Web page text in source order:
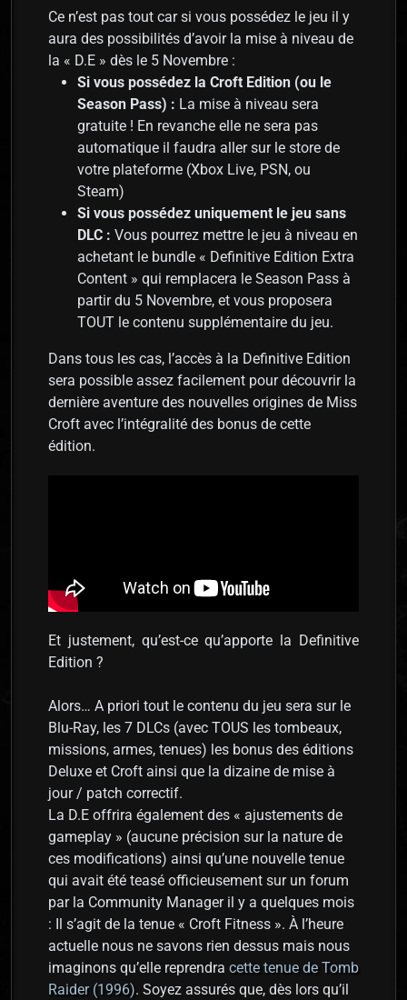
Ce n’est pas tout car si vous possédez le jeu il y
aura des possibilités d’avoir la mise à niveau de
la « D.E » dès le 5 Novembre :
Si vous possédez la Croft Edition (ou le
Season Pass) : La mise à niveau sera
gratuite ! En revanche elle ne sera pas
automatique il faudra aller sur le store de
votre plateforme (Xbox Live, PSN, ou
Steam)
Si vous possédez uniquement le jeu sans
DLC : Vous pourrez mettre le jeu à niveau en
achetant le bundle « Definitive Edition Extra
Content » qui remplacera le Season Pass à
partir du 5 Novembre, et vous proposera
TOUT le contenu supplémentaire du jeu.
Dans tous les cas, l’accès à la Definitive Edition
sera possible assez facilement pour découvrir la
dernière aventure des nouvelles origines de Miss
Croft avec l’intégralité des bonus de cette
édition.
Et justement, qu’est-ce qu’apporte la Definitive
Edition ?
Alors… A priori tout le contenu du jeu sera sur le
Blu-Ray, les 7 DLCs (avec TOUS les tombeaux,
missions, armes, tenues) les bonus des éditions
Deluxe et Croft ainsi que la dizaine de mise à
jour / patch correctif.
La D.E offrira également des « ajustements de
gameplay » (aucune précision sur la nature de
ces modifications) ainsi qu’une nouvelle tenue
qui avait été teasé officieusement sur un forum
par la Community Manager il y a quelques mois
: Il s’agit de la tenue « Croft Fitness ». À l’heure
actuelle nous ne savons rien dessus mais nous
imaginons qu’elle reprendra cette tenue de Tomb
Raider (1996). Soyez assurés que, dès lors qu’il